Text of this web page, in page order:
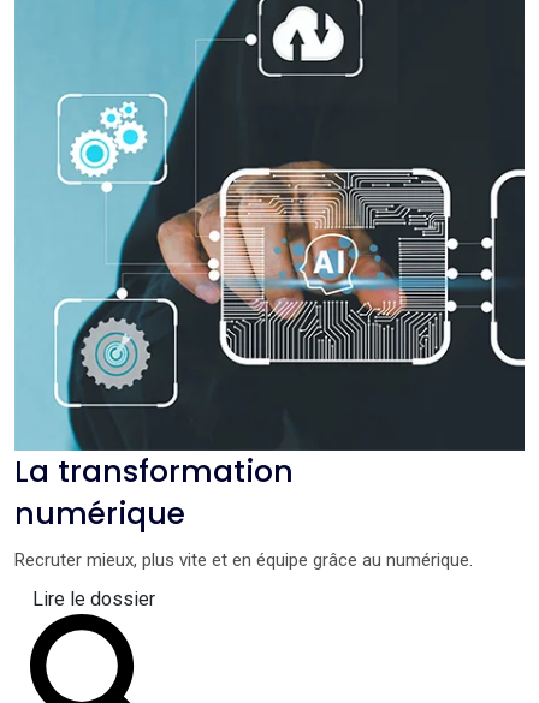
La transformation
numérique
Recruter mieux, plus vite et en équipe grâce au numérique.
Lire le dossier